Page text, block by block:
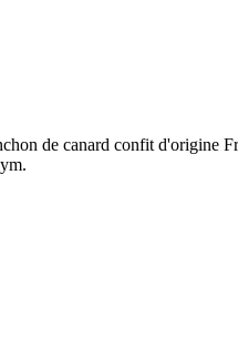
de canard confit d'origine